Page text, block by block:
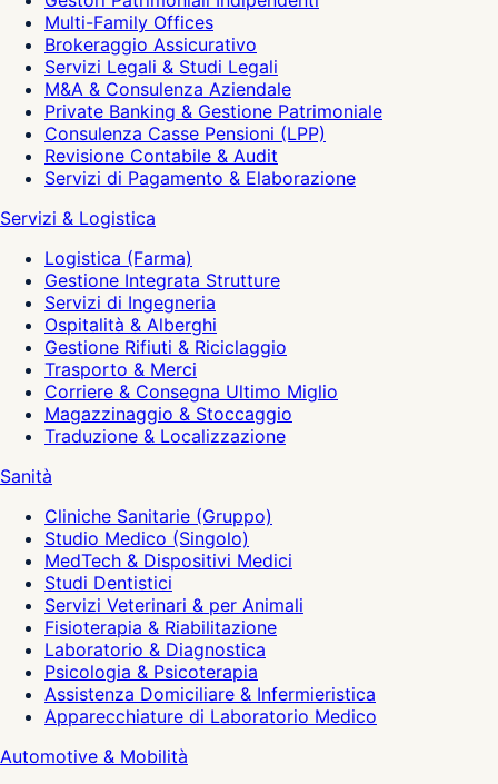
Multi-Family Offices
Brokeraggio Assicurativo
Servizi Legali & Studi Legali
M&A & Consulenza Aziendale
Private Banking & Gestione Patrimoniale
Consulenza Casse Pensioni (LPP)
Revisione Contabile & Audit
Servizi di Pagamento & Elaborazione
Servizi & Logistica
Logistica (Farma)
Gestione Integrata Strutture
Servizi di Ingegneria
Ospitalità & Alberghi
Gestione Rifiuti & Riciclaggio
Trasporto & Merci
Corriere & Consegna Ultimo Miglio
Magazzinaggio & Stoccaggio
Traduzione & Localizzazione
Sanità
Cliniche Sanitarie (Gruppo)
Studio Medico (Singolo)
MedTech & Dispositivi Medici
Studi Dentistici
Servizi Veterinari & per Animali
Fisioterapia & Riabilitazione
Laboratorio & Diagnostica
Psicologia & Psicoterapia
Assistenza Domiciliare & Infermieristica
Apparecchiature di Laboratorio Medico
Automotive & Mobilità